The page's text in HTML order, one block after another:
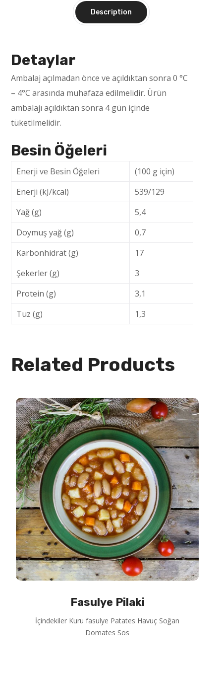
Description
Detaylar
Ambalaj açılmadan önce ve açıldıktan sonra 0 °C
– 4°C arasında muhafaza edilmelidir. Ürün
ambalajı açıldıktan sonra 4 gün içinde
tüketilmelidir.
Besin Öğeleri
Enerji ve Besin Öğeleri
(100 g için)
Enerji (kJ/kcal)
539/129
Yağ (g)
5,4
Doymuş yağ (g)
0,7
Karbonhidrat (g)
17
Şekerler (g)
3
Protein (g)
3,1
Tuz (g)
1,3
Related Products
Fasulye Pilaki
İçindekiler Kuru fasulye Patates Havuç Soğan
Domates Sos